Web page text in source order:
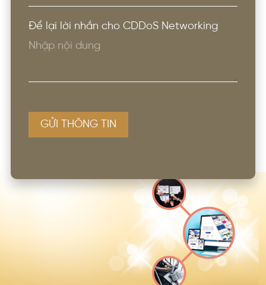
Để lại lời nhắn cho CDDoS Networking
GỬI THÔNG TIN